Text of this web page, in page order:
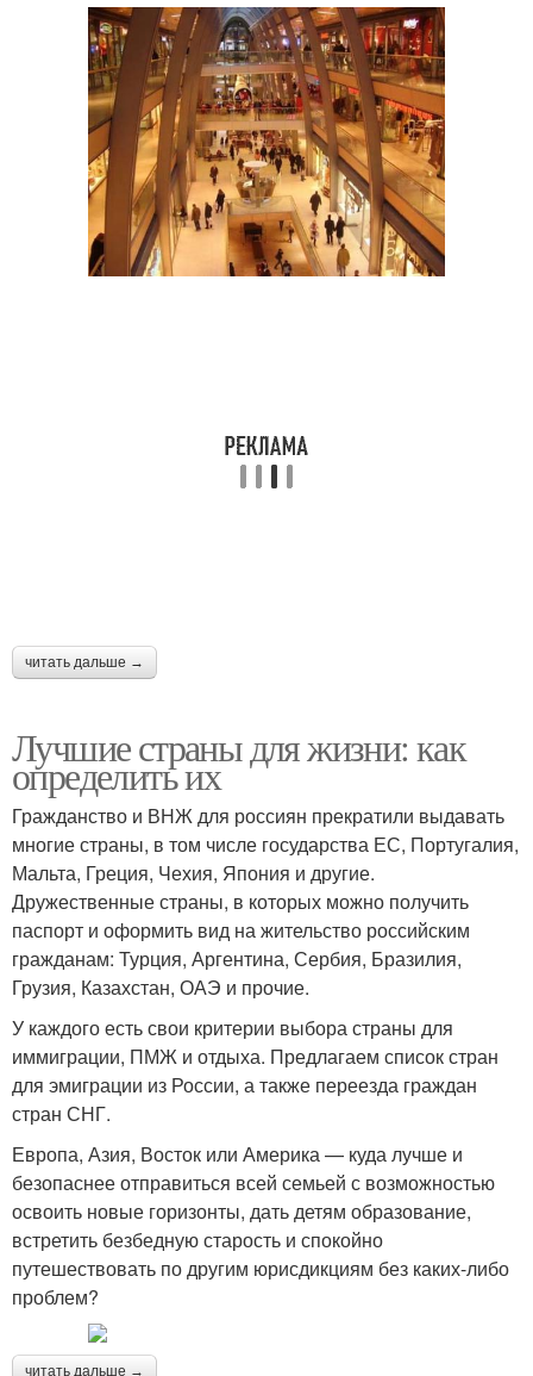
читать дальше →
Лучшие страны для жизни: как
определить их
Гражданство и ВНЖ для россиян прекратили выдавать
многие страны, в том числе государства ЕС, Португалия,
Мальта, Греция, Чехия, Япония и другие.
Дружественные страны, в которых можно получить
паспорт и оформить вид на жительство российским
гражданам: Турция, Аргентина, Сербия, Бразилия,
Грузия, Казахстан, ОАЭ и прочие.
У каждого есть свои критерии выбора страны для
иммиграции, ПМЖ и отдыха. Предлагаем список стран
для эмиграции из России, а также переезда граждан
стран СНГ.
Европа, Азия, Восток или Америка — куда лучше и
безопаснее отправиться всей семьей с возможностью
освоить новые горизонты, дать детям образование,
встретить безбедную старость и спокойно
путешествовать по другим юрисдикциям без каких-либо
проблем?
читать дальше →